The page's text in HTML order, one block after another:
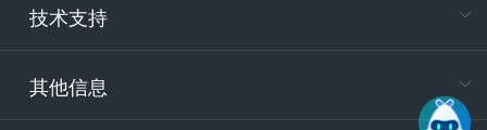
技术支持
其他信息
400-
技